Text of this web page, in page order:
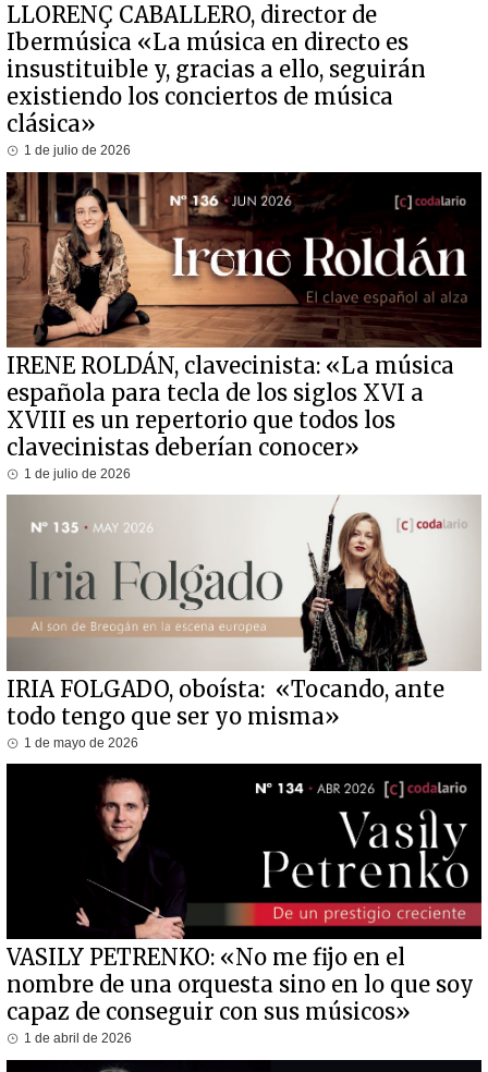
LLORENÇ CABALLERO, director de
Ibermúsica «La música en directo es
insustituible y, gracias a ello, seguirán
existiendo los conciertos de música
clásica»
1 de julio de 2026
IRENE ROLDÁN, clavecinista: «La música
española para tecla de los siglos XVI a
XVIII es un repertorio que todos los
clavecinistas deberían conocer»
1 de julio de 2026
IRIA FOLGADO, oboísta: «Tocando, ante
todo tengo que ser yo misma»
1 de mayo de 2026
VASILY PETRENKO: «No me fijo en el
nombre de una orquesta sino en lo que soy
capaz de conseguir con sus músicos»
1 de abril de 2026